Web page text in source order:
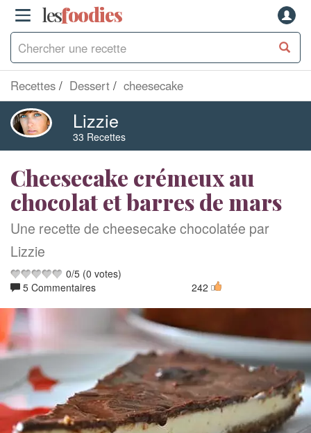
lesfoodies
Recettes Dessert cheesecake
Lizzie
33 Recettes
Cheesecake crémeux au
chocolat et barres de mars
Une recette de cheesecake chocolatée par
Lizzie
0/5 (0 votes)
5 Commentaires
242